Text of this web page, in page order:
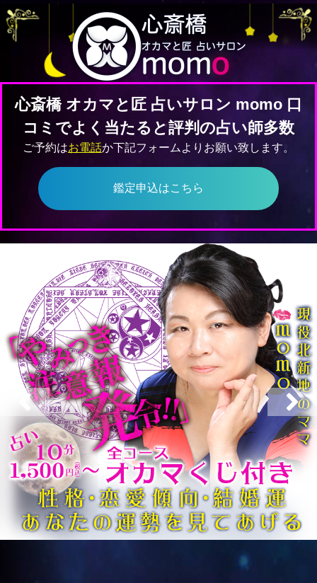
心斎橋 オカマと匠 占いサロン momo 口
コミでよく当たると評判の占い師多数
ご予約はお電話か下記フォームよりお願い致します。
鑑定申込はこちら